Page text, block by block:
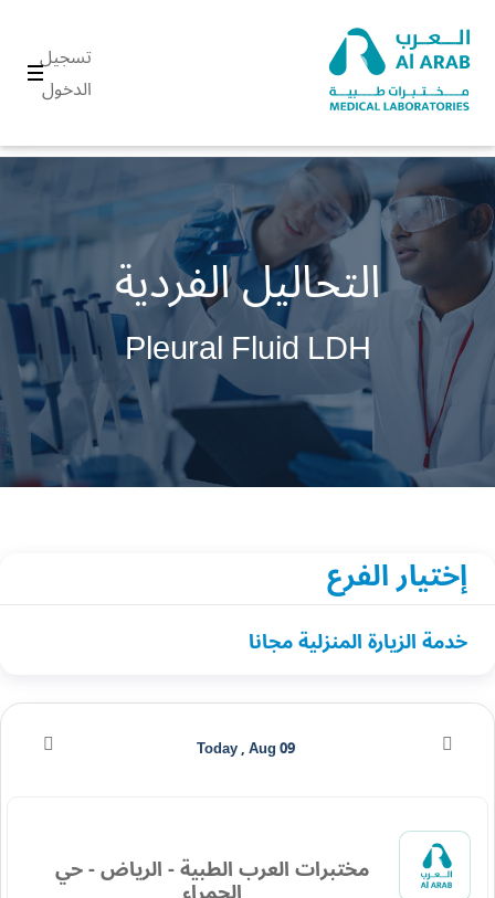
تسجيل
الدخول
التحاليل الفردية
Pleural Fluid LDH
إختيار الفرع
خدمة الزيارة المنزلية مجانا
مختبرات العرب الطبية - الرياض - حي